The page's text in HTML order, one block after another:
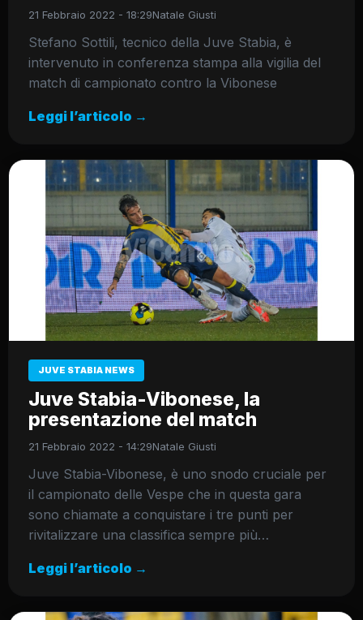
21 Febbraio 2022 - 18:29Natale Giusti
Stefano Sottili, tecnico della Juve Stabia, è
intervenuto in conferenza stampa alla vigilia del
match di campionato contro la Vibonese
Leggi l’articolo →
JUVE STABIA NEWS
Juve Stabia-Vibonese, la
presentazione del match
21 Febbraio 2022 - 14:29Natale Giusti
Juve Stabia-Vibonese, è uno snodo cruciale per
il campionato delle Vespe che in questa gara
sono chiamate a conquistare i tre punti per
rivitalizzare una classifica sempre più…
Leggi l’articolo →